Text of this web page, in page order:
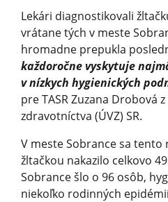
Lekári diagnostikovali
vrátane tých v meste
hromadne prepukla
každoročne vyskytuje
v nízkych hygienických
pre TASR Zuzana Drobová
zdravotníctva (ÚVZ) SR.
V meste Sobrance sa
žltačkou nakazilo celkovo
Sobrance šlo o 96 osôb,
niekoľko rodinných